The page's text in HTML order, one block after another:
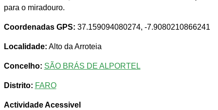
para o miradouro.
Coordenadas GPS: 37.159094080274, -7.9080210866241
Localidade: Alto da Arroteia
Concelho: SÃO BRÁS DE ALPORTEL
Distrito: FARO
Actividade Acessivel